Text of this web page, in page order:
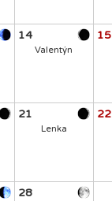
14
Valentýn
15
21
Lenka
22
28